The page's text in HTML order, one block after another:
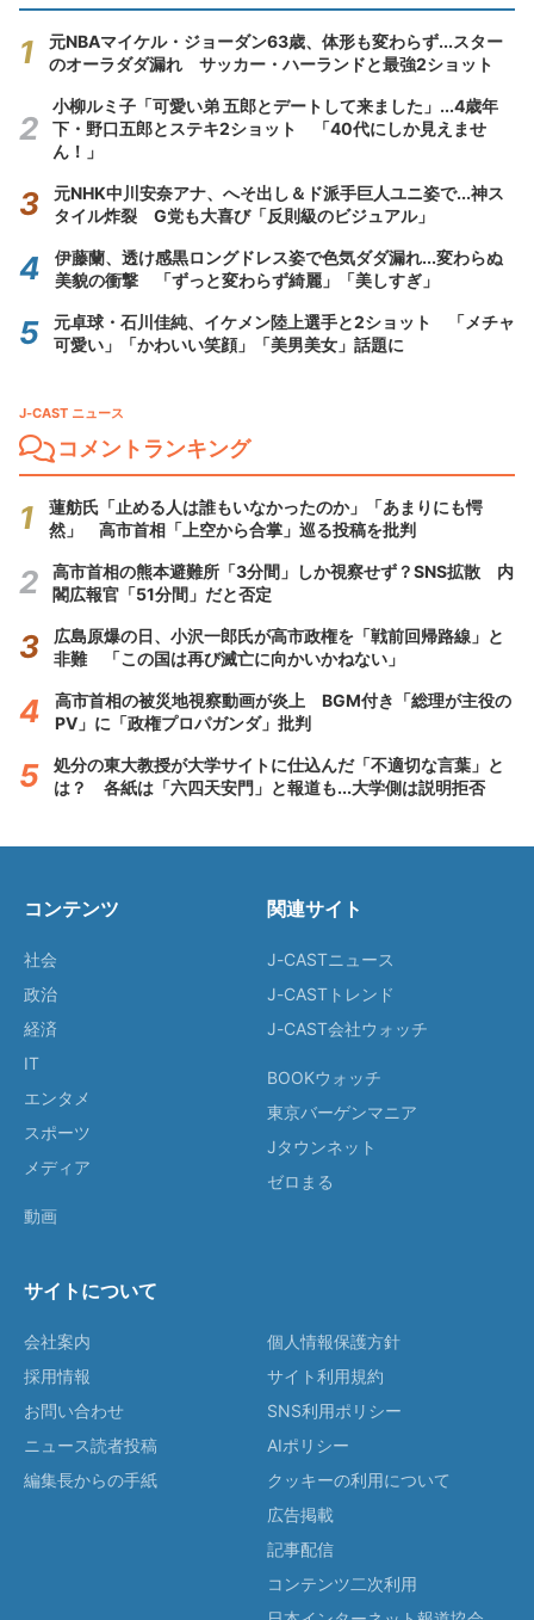
元NBAマイケル・ジョーダン63歳、体形も変わらず...スター
のオーラダダ漏れ サッカー・ハーランドと最強2ショット
小柳ルミ子「可愛い弟 五郎とデートして来ました」...4歳年
下・野口五郎とステキ2ショット 「40代にしか見えませ
ん！」
元NHK中川安奈アナ、へそ出し＆ド派手巨人ユニ姿で...神ス
タイル炸裂 G党も大喜び「反則級のビジュアル」
伊藤蘭、透け感黒ロングドレス姿で色気ダダ漏れ...変わらぬ
美貌の衝撃 「ずっと変わらず綺麗」「美しすぎ」
元卓球・石川佳純、イケメン陸上選手と2ショット 「メチャ
可愛い」「かわいい笑顔」「美男美女」話題に
J-CAST ニュース
コメントランキング
蓮舫氏「止める人は誰もいなかったのか」「あまりにも愕
然」 高市首相「上空から合掌」巡る投稿を批判
高市首相の熊本避難所「3分間」しか視察せず？SNS拡散 内
閣広報官「51分間」だと否定
広島原爆の日、小沢一郎氏が高市政権を「戦前回帰路線」と
非難 「この国は再び滅亡に向かいかねない」
高市首相の被災地視察動画が炎上 BGM付き「総理が主役の
PV」に「政権プロパガンダ」批判
処分の東大教授が大学サイトに仕込んだ「不適切な言葉」と
は？ 各紙は「六四天安門」と報道も...大学側は説明拒否
コンテンツ
社会
政治
経済
IT
エンタメ
スポーツ
メディア
動画
関連サイト
J-CASTニュース
J-CASTトレンド
J-CAST会社ウォッチ
BOOKウォッチ
東京バーゲンマニア
Jタウンネット
ゼロまる
サイトについて
会社案内
採用情報
お問い合わせ
ニュース読者投稿
編集長からの手紙
個人情報保護方針
サイト利用規約
SNS利用ポリシー
AIポリシー
クッキーの利用について
広告掲載
記事配信
コンテンツ二次利用